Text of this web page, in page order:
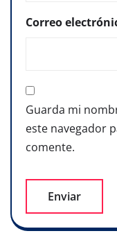
Correo
Guarda mi
este navegador
comente.